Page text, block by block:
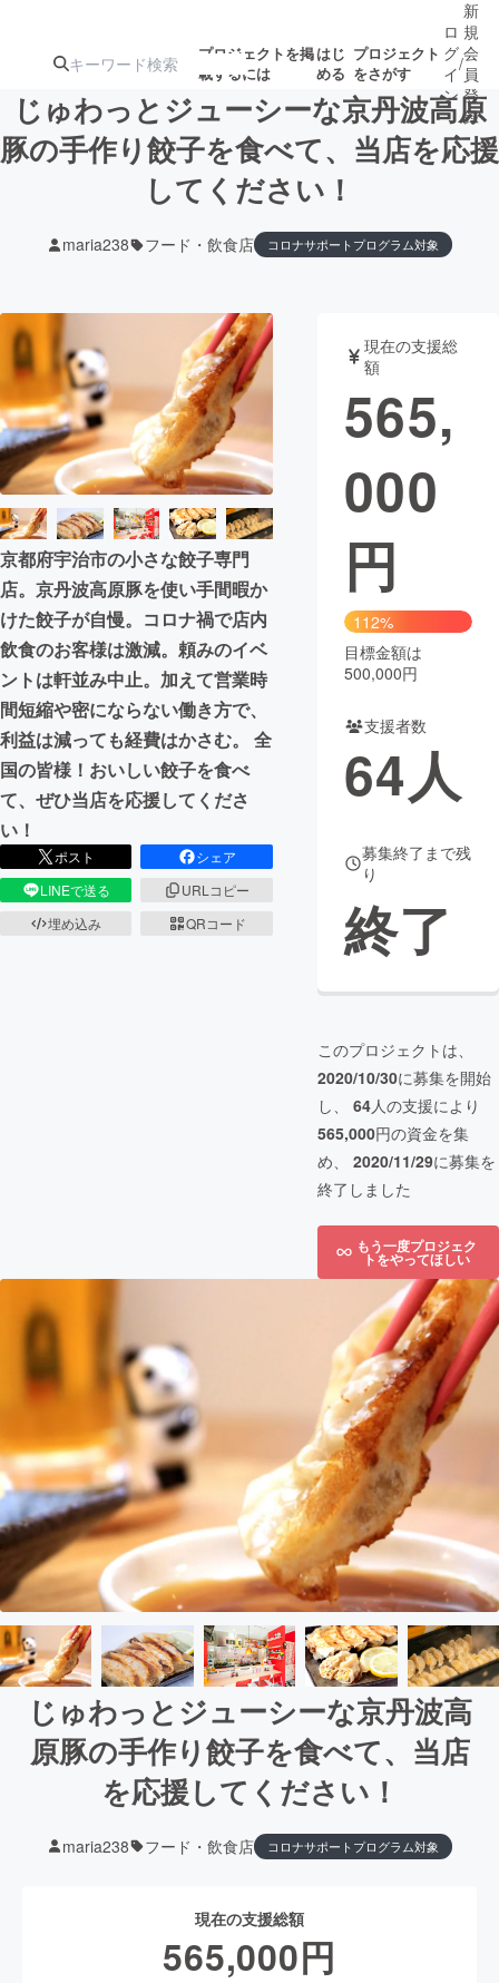
プロジェクトを掲
載するには
はじ
める
プロジェクト
をさがす
注目のリ
注目の新着プロ
ジェクト
募集終了が近いプ
テクノロジー・ガジェット ゲーム・サ
映像・映画 書籍・雑誌
ビジネス・起業 チャレンジ
まちづくり・地域活性化
CAMPFIRE for Social Good
CAMPFIRE Creation
CAMPFIREふるさと納税machi-ya コミュニティ
ロ
グ
イ
ン
/
新
規
会
員
登
録
じゅわっとジューシーな京丹波高原
豚の手作り餃子を食べて、当店を応援
してください！
maria238 フード・飲食店 コロナサポートプログラム対象
京都府宇治市の小さな餃子専門
店。京丹波高原豚を使い手間暇か
けた餃子が自慢。コロナ禍で店内
飲食のお客様は激減。頼みのイベ
ントは軒並み中止。加えて営業時
間短縮や密にならない働き方で、
利益は減っても経費はかさむ。 全
国の皆様！おいしい餃子を食べ
て、ぜひ当店を応援してくださ
い！
ポスト
シェア
LINEで送る
URLコピー
埋め込み
QRコード
現在の支援総
額
565,
000
円
112%
目標金額は
500,000円
支援者数
64人
募集終了まで残
り
終了
このプロジェクトは、
2020/10/30に募集を開始
し、 64人の支援により
565,000円の資金を集
め、 2020/11/29に募集を
終了しました
もう一度プロジェク
トをやってほしい
じゅわっとジューシーな京丹波高
原豚の手作り餃子を食べて、当店
を応援してください！
maria238 フード・飲食店 コロナサポートプログラム対象
現在の支援総額
565,000円